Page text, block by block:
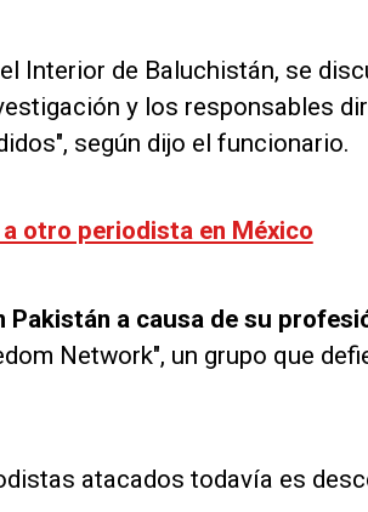
Interior de Baluchistán, se
y los responsables
según dijo el funcionario.
otro periodista en México
a causa de su
Network", un grupo que
atacados todavía es